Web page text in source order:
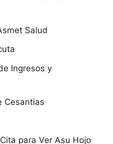
Salud
Ingresos y
Cesantias
para Ver Asu Hojo